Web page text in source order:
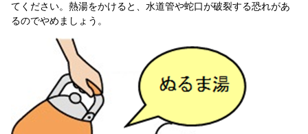
てください。熱湯をかけると、水道管や蛇口が破裂する恐れがあ
るのでやめましょう。